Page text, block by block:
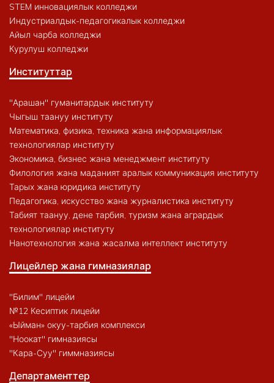
STEM инновациялык колледжи
Индустриалдык-педагогикалык колледжи
Айыл чарба колледжи
Курулуш колледжи
Институттар
"Арашан" гуманитардык институту
Чыгыш таануу институту
Математика, физика, техника жана информациялык
технологиялар институту
Экономика, бизнес жана менеджмент институту
Филология жана маданият аралык коммуникация институту
Тарых жана юридика институту
Педагогика, искусство жана журналистика институту
Табият таануу, дене тарбия, туризм жана агрардык
технологиялар институту
Нанотехнология жана жасалма интеллект институту
Лицейлер жана гимназиялар
"Билим" лицейи
№12 Кесиптик лицейи
«Ыйман» окуу-тарбия комплекси
"Ноокат" гимназиясы
"Кара-Суу" гиммназиясы
Департаменттер